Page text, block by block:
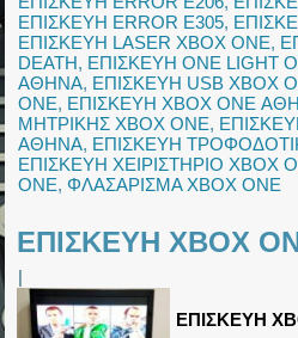
ΕΠΙΣΚΕΥΗ ERROR E305,
ΕΠΙΣΚΕΥΗ LASER XBOX ONE,
DEATH, ΕΠΙΣΚΕΥΗ ONE LIGHT
ΑΘΗΝΑ, ΕΠΙΣΚΕΥΗ USB XBOX
ONE, ΕΠΙΣΚΕΥΗ XBOX ONE
ΜΗΤΡΙΚΗΣ XBOX ONE,
ΑΘΗΝΑ, ΕΠΙΣΚΕΥΗ
ΕΠΙΣΚΕΥΗ ΧΕΙΡΙΣΤΗΡΙΟ XBOX
ONE,ΦΛΑΣΑΡΙΣΜΑ XBOX ONE
ΕΠΙΣΚΕΥΗ XBOX
|
ΕΠΙΣΚΕΥΗ